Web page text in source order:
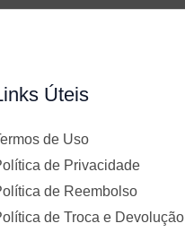
Úteis
de Uso
de Privacidade
de Reembolso
de Troca e Devolução